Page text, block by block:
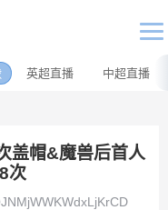
英超直播 中超直播
盖帽&魔兽后首人
次